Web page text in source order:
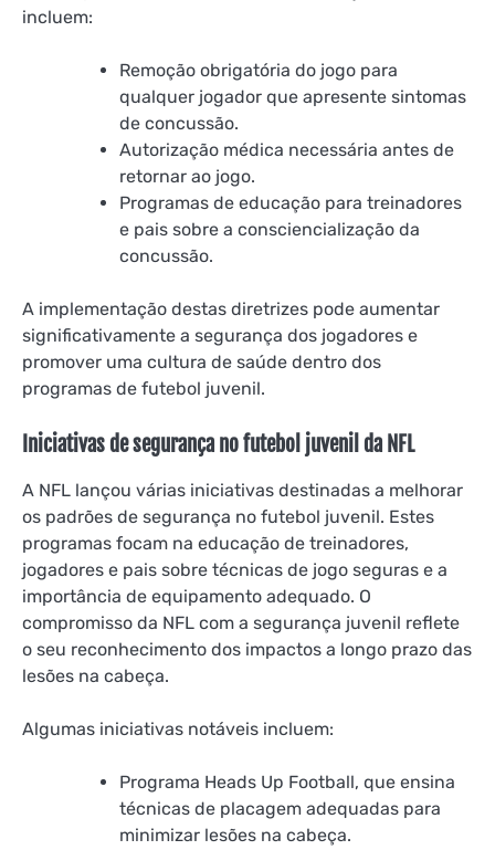
incluem:
Remoção obrigatória do jogo para
qualquer jogador que apresente sintomas
de concussão.
Autorização médica necessária antes de
retornar ao jogo.
Programas de educação para treinadores
e pais sobre a consciencialização da
concussão.
A implementação destas diretrizes pode aumentar
significativamente a segurança dos jogadores e
promover uma cultura de saúde dentro dos
programas de futebol juvenil.
Iniciativas de segurança no futebol juvenil da NFL
A NFL lançou várias iniciativas destinadas a melhorar
os padrões de segurança no futebol juvenil. Estes
programas focam na educação de treinadores,
jogadores e pais sobre técnicas de jogo seguras e a
importância de equipamento adequado. O
compromisso da NFL com a segurança juvenil reflete
o seu reconhecimento dos impactos a longo prazo das
lesões na cabeça.
Algumas iniciativas notáveis incluem:
Programa Heads Up Football, que ensina
técnicas de placagem adequadas para
minimizar lesões na cabeça.